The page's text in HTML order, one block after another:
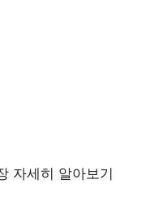
자세히 알아보기